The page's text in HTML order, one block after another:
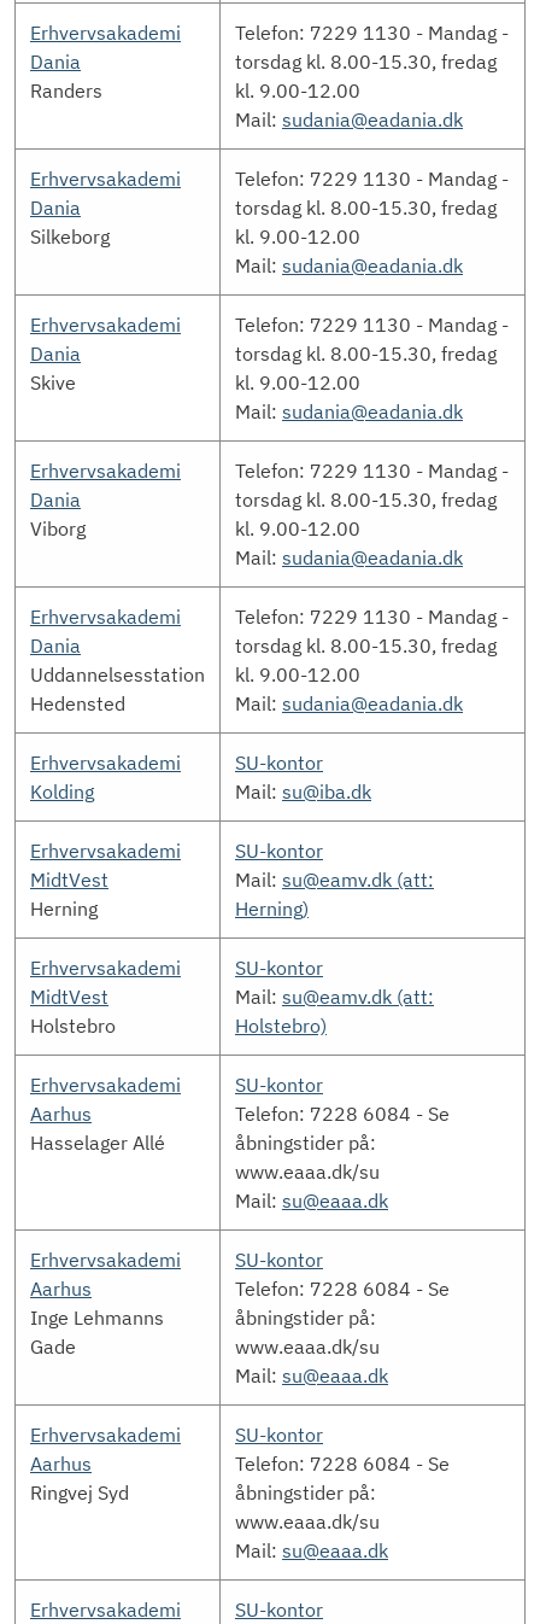
Erhvervsakademi
Dania
Randers
Telefon: 7229 1130 - Mandag -
torsdag kl. 8.00-15.30, fredag
kl. 9.00-12.00
Mail: sudania@eadania.dk
Erhvervsakademi
Dania
Silkeborg
Telefon: 7229 1130 - Mandag -
torsdag kl. 8.00-15.30, fredag
kl. 9.00-12.00
Mail: sudania@eadania.dk
Erhvervsakademi
Dania
Skive
Telefon: 7229 1130 - Mandag -
torsdag kl. 8.00-15.30, fredag
kl. 9.00-12.00
Mail: sudania@eadania.dk
Erhvervsakademi
Dania
Viborg
Telefon: 7229 1130 - Mandag -
torsdag kl. 8.00-15.30, fredag
kl. 9.00-12.00
Mail: sudania@eadania.dk
Erhvervsakademi
Dania
Uddannelsesstation
Hedensted
Telefon: 7229 1130 - Mandag -
torsdag kl. 8.00-15.30, fredag
kl. 9.00-12.00
Mail: sudania@eadania.dk
Erhvervsakademi
Kolding
SU-kontor
Mail: su@iba.dk
Erhvervsakademi
MidtVest
Herning
SU-kontor
Mail: su@eamv.dk (att:
Herning)
Erhvervsakademi
MidtVest
Holstebro
SU-kontor
Mail: su@eamv.dk (att:
Holstebro)
Erhvervsakademi
Aarhus
Hasselager Allé
SU-kontor
Telefon: 7228 6084 - Se
åbningstider på:
www.eaaa.dk/su
Mail: su@eaaa.dk
Erhvervsakademi
Aarhus
Inge Lehmanns
Gade
SU-kontor
Telefon: 7228 6084 - Se
åbningstider på:
www.eaaa.dk/su
Mail: su@eaaa.dk
Erhvervsakademi
Aarhus
Ringvej Syd
SU-kontor
Telefon: 7228 6084 - Se
åbningstider på:
www.eaaa.dk/su
Mail: su@eaaa.dk
Erhvervsakademi
SU-kontor